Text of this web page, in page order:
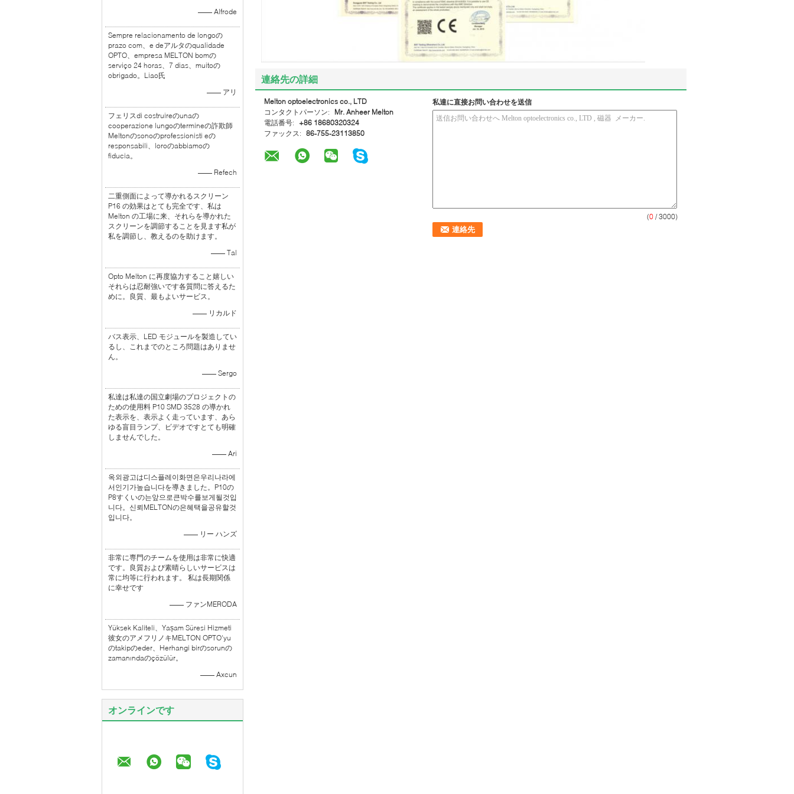
—— Alfrode
Sempre relacionamento de longoの
prazo com、e deアルタのqualidade
OPTO、empresa MELTON bomの
serviço 24 horas、7 dias、muitoの
obrigado。Liao氏
—— アリ
フェリスdi costruireのunaの
cooperazione lungoのtermineの詐欺師
Meltonのsonoのprofessionisti eの
responsabili、loroのabbiamoの
fiducia。
—— Refech
二重側面によって導かれるスクリーン
P16 の効果はとても完全です、私は
Melton の工場に来、それらを導かれた
スクリーンを調節することを見ます私が
私を調節し、教えるのを助けます。
—— Tal
Opto Melton に再度協力すること嬉しい
それらは忍耐強いです各質問に答えるた
めに。良質、最もよいサービス。
—— リカルド
バス表示、LED モジュールを製造してい
るし、これまでのところ問題はありませ
ん。
—— Sergo
私達は私達の国立劇場のプロジェクトの
ための使用料 P10 SMD 3528 の導かれ
た表示を、表示よく走っています、あら
ゆる盲目ランプ、ビデオですとても明確
しませんでした。
—— Ari
옥외광고は디스플레이화면은우리나라에
서인기가높습니다を導きました。P10の
P8すくいの는앞으로큰박수를보게될것입
니다。신뢰MELTONの은혜택을공유할것
입니다。
—— リー ハンズ
非常に専門のチームを使用は非常に快適
です。良質および素晴らしいサービスは
常に均等に行われます。 私は長期関係
に幸せです
—— ファンMERODA
Yüksek Kaliteli、Yașam Süresi Hizmeti
彼女のアメフリノキMELTON OPTO'yu
のtakipのeder、Herhangi birのsorunの
zamanındaのçözülür。
—— Axcun
オンラインです
連絡先の詳細
Melton optoelectronics co., LTD
コンタクトパーソン:
Mr. Anheer Melton
電話番号:
+86 18680320324
ファックス: 86-755-23113850
私達に直接お問い合わせを送信
(0 / 3000)